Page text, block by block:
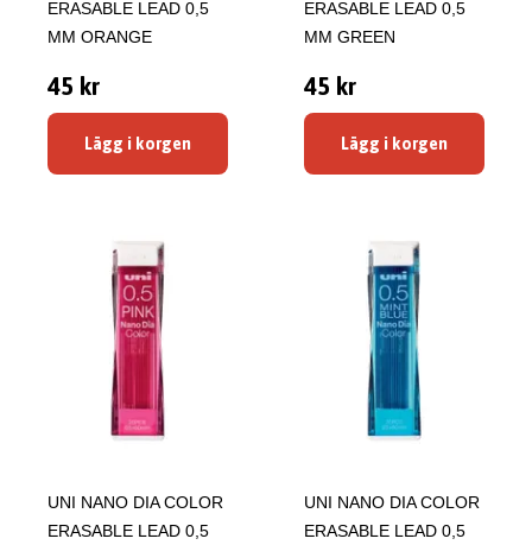
ERASABLE LEAD 0,5
MM ORANGE
45 kr
Lägg i korgen
ERASABLE LEAD 0,5
MM GREEN
45 kr
Lägg i korgen
UNI NANO DIA COLOR
ERASABLE LEAD 0,5
UNI NANO DIA COLOR
ERASABLE LEAD 0,5